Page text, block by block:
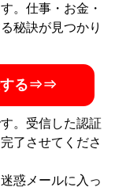
。仕事・お金・
秘訣が見つかり
する⇒⇒
。受信した認証
了させてくださ
惑メールに入っ